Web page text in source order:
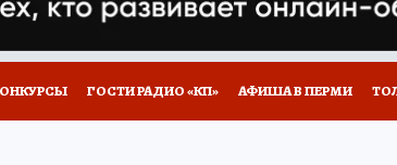
ГОСТИ РАДИО «КП» АФИША В ПЕРМИ